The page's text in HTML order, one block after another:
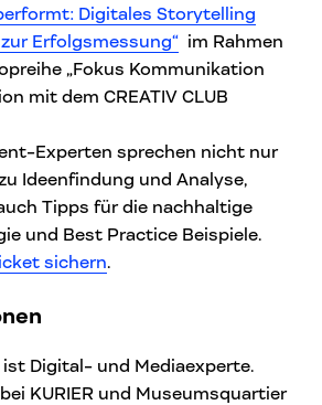
Digitales Storytelling
Erfolgsmessung“ im Rahmen
„Fokus Kommunikation
mit dem CREATIV CLUB
Experten sprechen nicht nur
Ideenfindung und Analyse,
Tipps für die nachhaltige
und Best Practice Beispiele.
sichern.
ist Digital- und Mediaexperte.
KURIER und Museumsquartier